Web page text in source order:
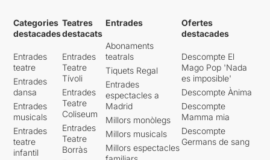
Categories
destacades
Entrades
teatre
Entrades
dansa
Entrades
musicals
Entrades
teatre
infantil
Teatres
destacats
Entrades
Teatre
Tívoli
Entrades
Teatre
Coliseum
Entrades
Teatre
Borràs
Entrades
Abonaments
teatrals
Tiquets Regal
Entrades
espectacles a
Madrid
Millors monòlegs
Millors musicals
Millors espectacles
Ofertes
destacades
Descompte El
Mago Pop 'Nada
es imposible'
Descompte Ànima
Descompte
Mamma mia
Descompte
Germans de sang